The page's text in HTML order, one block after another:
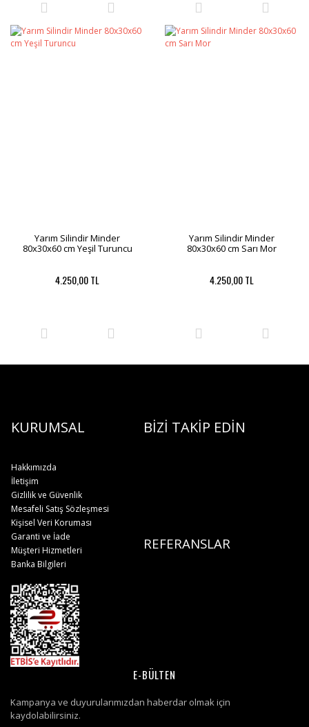
Yarım Silindir Minder
80x30x60 cm Yeşil Turuncu
4.250,00 TL
Yarım Silindir Minder
80x30x60 cm Sarı Mor
4.250,00 TL
KURUMSAL BİZİ TAKİP EDİN
Hakkımızda
İletişim
Gizlilik ve Güvenlik
Mesafeli Satış Sözleşmesi
Kişisel Veri Koruması
REFERANSLAR
Garanti ve İade
Müşteri Hizmetleri
Banka Bilgileri
E-BÜLTEN
Kampanya ve duyurularımızdan haberdar olmak için
kaydolabilirsiniz.